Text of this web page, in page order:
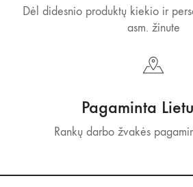
Dėl didesnio produktų kiekio ir
asm. žinute
Pagaminta
Rankų darbo žvakės